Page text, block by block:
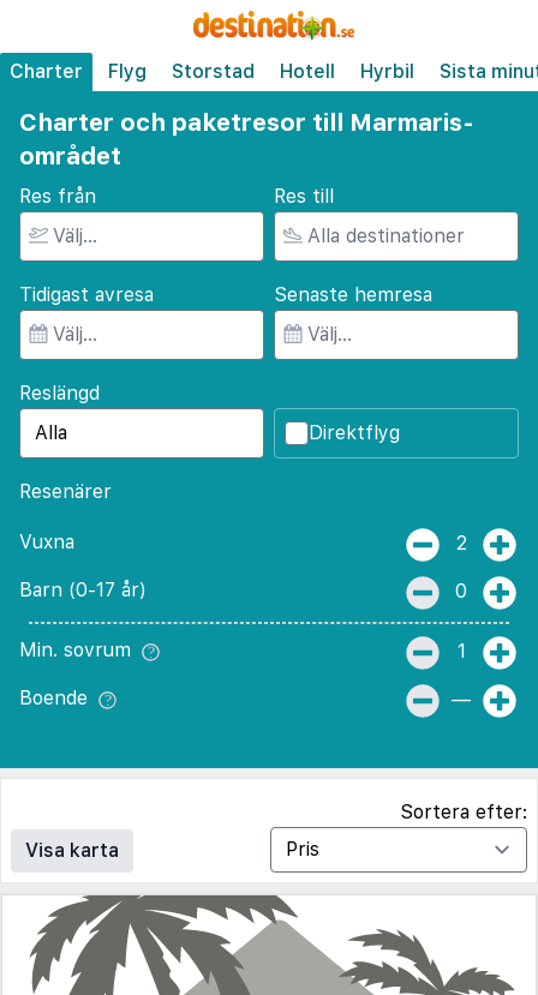
Charter Flyg Storstad Hotell Hyrbil Sista
Charter och paketresor till Marmaris-
området
Res från Res till
Tidigast avresa Senaste hemresa
Reslängd
Direktflyg
Resenärer
Vuxna 2
Barn (0-17 år) 0
Min. sovrum 1
Boende —
Visa karta
Sortera efter: